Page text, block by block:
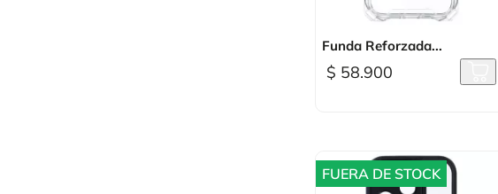
Vista rápida
Funda Reforzada...
$ 58.900
FUERA DE STOCK